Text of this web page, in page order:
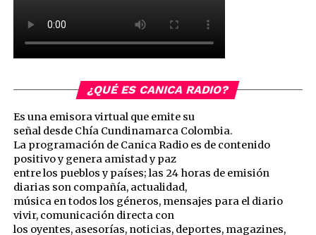
¿QUÉ ES CANICA RADIO?
Es una emisora virtual que emite su
señal desde Chía Cundinamarca Colombia.
La programación de Canica Radio es de contenido
positivo y genera amistad y paz
entre los pueblos y países; las 24 horas de emisión
diarias son compañía, actualidad,
música en todos los géneros, mensajes para el diario
vivir, comunicación directa con
los oyentes, asesorías, noticias, deportes, magazines,